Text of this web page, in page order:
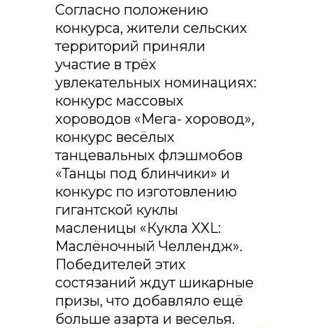
Согласно положению
конкурса, жители сельских
территорий приняли
участие в трёх
увлекательных номинациях:
конкурс массовых
хороводов «Мега- хоровод»,
конкурс весёлых
танцевальных флэшмобов
«Танцы под блинчики» и
конкурс по изготовлению
гигантской куклы
масленицы «Кукла XXL:
Маслёночный Челлендж».
Победителей этих
состязаний ждут шикарные
призы, что добавляло ещё
больше азарта и веселья.